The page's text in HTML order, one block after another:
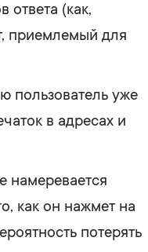
ответа (как,
приемлемый для
пользователь уже
в адресах и
намеревается
как он нажмет на
потерять